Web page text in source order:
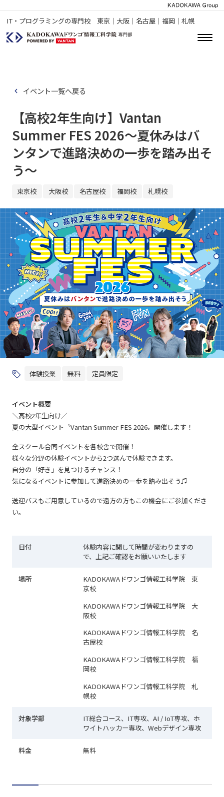
IT・プログラミングの専門校 東京｜大阪｜名古屋｜福岡｜札幌
イベント一覧へ戻る
【高校2年生向け】Vantan
Summer FES 2026～夏休みはバ
ンタンで進路決めの一歩を踏み出そ
う～
東京校 大阪校 名古屋校 福岡校 札幌校
体験授業 無料 定員限定
イベント概要
＼高校2年生向け／
夏の大型イベント〝Vantan Summer FES 2026〟開催します！
全スクール合同イベントを各校舎で開催！
様々な分野の体験イベントから2つ選んで体験できます。
自分の「好き」を見つけるチャンス！
気になるイベントに参加して進路決めの一歩を踏み出そう♫
送迎バスもご用意しているので遠方の方もこの機会にご参加くださ
い。
日付
体験内容に関して時間が変わりますの
で、上記ご確認をお願いいたします
場所
KADOKAWAドワンゴ情報工科学院 東
京校
KADOKAWAドワンゴ情報工科学院 大
阪校
KADOKAWAドワンゴ情報工科学院 名
古屋校
KADOKAWAドワンゴ情報工科学院 福
岡校
KADOKAWAドワンゴ情報工科学院 札
幌校
対象学部
IT総合コース、IT専攻、AI / IoT専攻、ホ
ワイトハッカー専攻、Webデザイン専攻
料金 無料